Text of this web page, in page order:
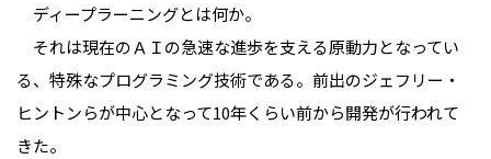
ディープラーニングとは何か。
それは現在のＡＩの急速な進歩を支える原動力となってい
る、特殊なプログラミング技術である。前出のジェフリー・
ヒントンらが中心となって10年くらい前から開発が行われて
きた。